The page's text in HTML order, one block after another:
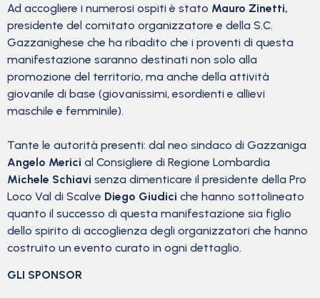
Ad accogliere i numerosi ospiti è stato Mauro Zinetti,
presidente del comitato organizzatore e della S.C.
Gazzanighese che ha ribadito che i proventi di questa
manifestazione saranno destinati non solo alla
promozione del territorio, ma anche della attività
giovanile di base (giovanissimi, esordienti e allievi
maschile e femminile).
Tante le autorità presenti: dal neo sindaco di Gazzaniga
Angelo Merici al Consigliere di Regione Lombardia
Michele Schiavi senza dimenticare il presidente della Pro
Loco Val di Scalve Diego Giudici che hanno sottolineato
quanto il successo di questa manifestazione sia figlio
dello spirito di accoglienza degli organizzatori che hanno
costruito un evento curato in ogni dettaglio.
GLI SPONSOR